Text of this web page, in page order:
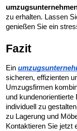
zu erhalten. Lassen
genießen Sie ein
Fazit
Ein
sicheren, effizienten
Umzugsfirmen
und
individuell zu
zu Lagerung und
Kontaktieren Sie jetzt